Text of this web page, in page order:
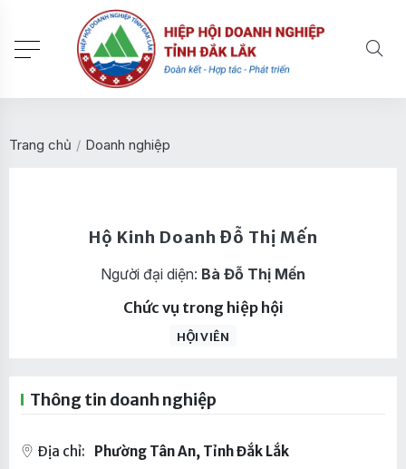
Trang chủ / Doanh nghiệp
Hộ Kinh Doanh Đỗ Thị Mến
Người đại diện: Bà Đỗ Thị Mến
Chức vụ trong hiệp hội
HỘI VIÊN
Thông tin doanh nghiệp
Địa chỉ: Phường Tân An, Tỉnh Đắk Lắk